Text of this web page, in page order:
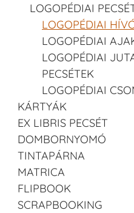
LOGOPÉDIAI
LOGOPÉDIAI
LOGOPÉDIAI
LOGOPÉDIAI
PECSÉTEK
LOGOPÉDIAI
KÁRTYÁK
EX LIBRIS PECSÉT
DOMBORNYOMÓ
TINTAPÁRNA
MATRICA
FLIPBOOK
SCRAPBOOKING